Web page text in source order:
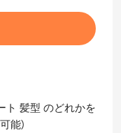
ト 髪型 のどれかを
能)